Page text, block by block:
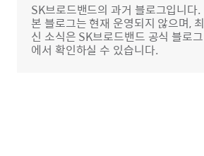
SK브로드밴드의 과거 블로그입니다.
본 블로그는 현재 운영되지 않으며, 최
신 소식은 SK브로드밴드 공식 블로그
에서 확인하실 수 있습니다.